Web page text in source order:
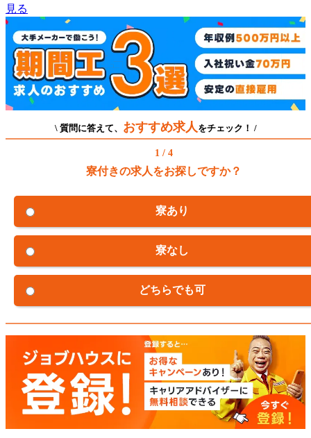
見る
\ 質問に答えて、 おすすめ求人 をチェック！ /
1 / 4
寮付きの求人をお探しですか？
寮あり
寮なし
どちらでも可